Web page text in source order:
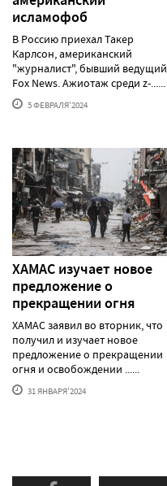
исламофоб
В Россию приехал Такер
Карлсон, американский
"журналист", бывший ведущий
Fox News. Ажиотаж среди z-......
5 ФЕВРАЛЯ'2024
ХАМАС изучает новое
предложение о
прекращении огня
ХАМАС заявил во вторник, что
получил и изучает новое
предложение о прекращении
огня и освобождении ......
31 ЯНВАРЯ'2024